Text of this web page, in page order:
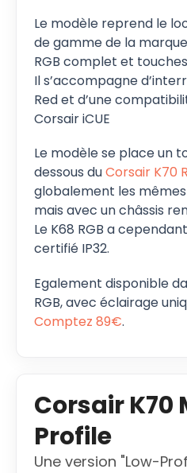
Le modèle reprend le
de gamme de la
RGB complet et
Il s’accompagne
Red et d’une
Corsair iCUE
Le modèle se place un
dessous duCorsair K70
globalement les
mais avec un châssis
Le K68 RGB a
certifié IP32.
Egalement disponible
RGB, avec éclairage
Comptez 89€.
Corsair K70
Profile
Une version "Low-